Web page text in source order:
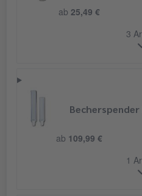
ab 25,49 €
3
ab 109,99 €
1